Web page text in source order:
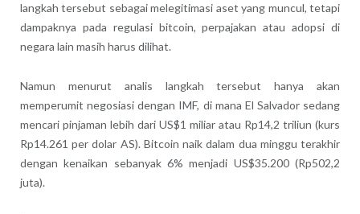
langkah tersebut sebagai melegitimasi aset yang muncul, tetapi
dampaknya pada regulasi bitcoin, perpajakan atau adopsi di
negara lain masih harus dilihat.
Namun menurut analis langkah tersebut hanya akan
memperumit negosiasi dengan IMF, di mana El Salvador sedang
mencari pinjaman lebih dari US$1 miliar atau Rp14,2 triliun (kurs
Rp14.261 per dolar AS). Bitcoin naik dalam dua minggu terakhir
dengan kenaikan sebanyak 6% menjadi US$35.200 (Rp502,2
juta).